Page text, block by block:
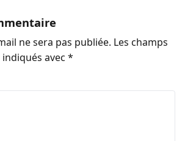
ne sera pas publiée. Les champs
avec *